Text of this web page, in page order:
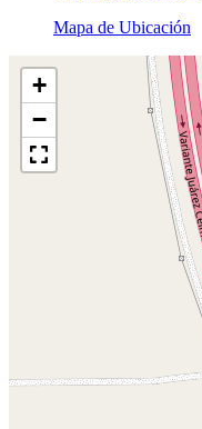
Mapa de Ubicación
+
−